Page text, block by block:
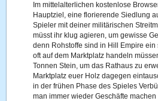
Im mittelalterlichen kostenlose
Hauptziel, eine florierende Siedlung
Spieler mit deiner militärischen
müsst ihr klug agieren, um gewisse
denn Rohstoffe sind in Hill Empire
oft auf dem Marktplatz handeln
Tonnen Stein, um das Rathaus zu
Marktplatz euer Holz dagegen
in der frühen Phase des Spieles
man immer wieder Geschäfte machen